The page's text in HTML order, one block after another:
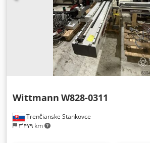
Trenčianske Stankovce
۳٬۴۷۹ km
Wittmann W828-0311